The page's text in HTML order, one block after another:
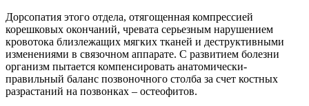
Дорсопатия этого отдела, отягощенная компрессией
корешковых окончаний, чревата серьезным нарушением
кровотока близлежащих мягких тканей и деструктивными
изменениями в связочном аппарате. С развитием болезни
организм пытается компенсировать анатомически-
правильный баланс позвоночного столба за счет костных
разрастаний на позвонках – остеофитов.